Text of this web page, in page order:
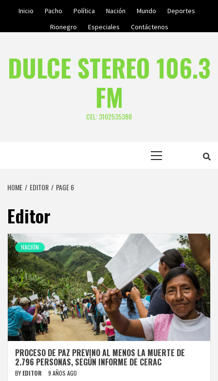
Inicio Pacho Política Nación Mundo
Deportes
Rionegro
Especiales Contáctenos
DULCE STEREO 106.3
FM
CEL: 3102535388
HOME EDITOR PAGE 6
Editor
NACIÓN
PROCESO DE PAZ PREVINO AL MENOS LA MUERTE DE
2.796 PERSONAS, SEGÚN INFORME DE CERAC
BY EDITOR 9 AÑOS AGO